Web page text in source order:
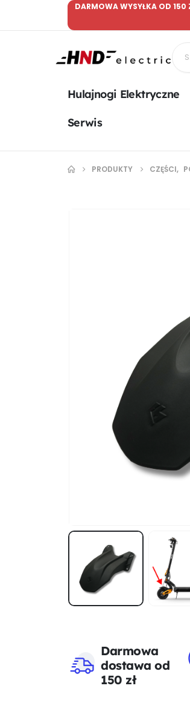
DARMOWA WYSYŁKA OD 150
Hulajnogi Elektryczne
Serwis
PRODUKTY CZĘŚCI,
Darmowa
dostawa od
150 zł